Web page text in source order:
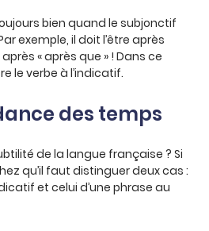
bien quand le subjonctif
exemple, il doit l’être après
« après que » ! Dans ce
le verbe à l’indicatif.
des temps
de la langue française ? Si
qu’il faut distinguer deux cas :
et celui d’une phrase au